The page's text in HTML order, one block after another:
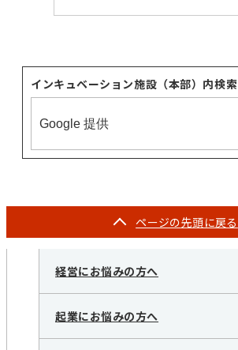
インキュベーション施設（本部）内検索
ページの先頭に戻る
経営にお悩みの方へ
起業にお悩みの方へ